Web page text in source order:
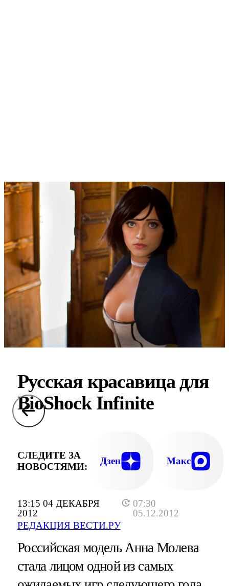
13:15 04 ДЕКАБРЯ
2012
07:30
05.12.2012
РЕДАКЦИЯ ВЕСТИ.РУ
Русская красавица для
BioShock Infinite
СЛЕДИТЕ ЗА
НОВОСТЯМИ:
Дзен Макс
Российская модель Анна Молева
стала лицом одной из самых